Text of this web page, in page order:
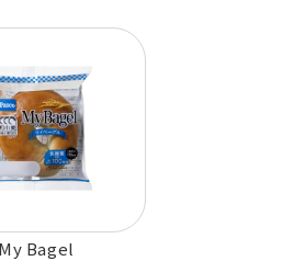
My Bagel